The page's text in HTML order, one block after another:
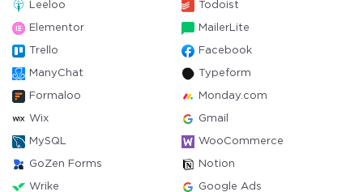
Leeloo Todoist
Elementor MailerLite
Trello Facebook
ManyChat Typeform
Formaloo Monday.com
Wix Gmail
MySQL WooCommerce
GoZen Forms Notion
Wrike Google Ads